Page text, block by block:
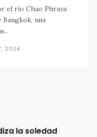
el río Chao Phraya
una
2024
la soledad